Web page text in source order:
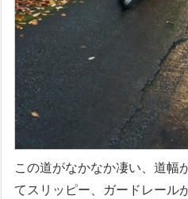
この道がなかなか凄い、道幅
てスリッピー、ガードレール